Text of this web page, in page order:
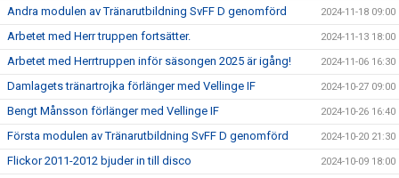
Andra modulen av Tränarutbildning SvFF D genomförd 2024-11-18 09:00
Arbetet med Herr truppen fortsätter. 2024-11-13 18:00
Arbetet med Herrtruppen inför säsongen 2025 är igång! 2024-11-06 16:30
Damlagets tränartrojka förlänger med Vellinge IF 2024-10-27 09:00
Bengt Månsson förlänger med Vellinge IF 2024-10-26 16:40
Första modulen av Tränarutbildning SvFF D genomförd 2024-10-20 21:30
Flickor 2011-2012 bjuder in till disco 2024-10-09 18:00